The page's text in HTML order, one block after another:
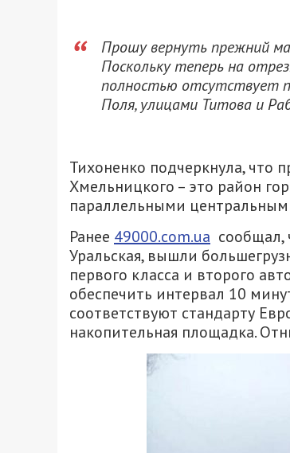
Прошу вернуть прежний
Поскольку теперь на
полностью отсутствует
Поля, улицами Титова и
Тихоненко подчеркнула, что
Хмельницкого – это район
параллельными
Ранее 49000.com.ua сообщал,
Уральская, вышли
первого класса и второго
обеспечить интервал 10
соответствуют стандарту
накопительная площадка.